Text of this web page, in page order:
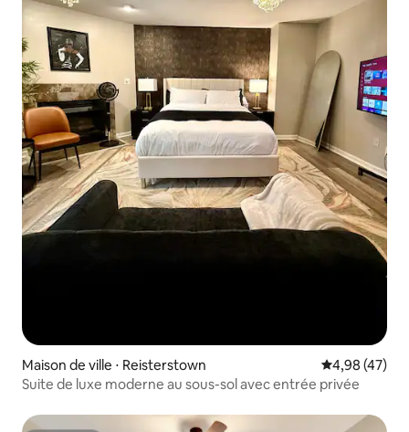
Maison de ville ⋅ Reisterstown Évaluation
4,98 (47)
Suite de luxe moderne au sous-sol avec entrée privée